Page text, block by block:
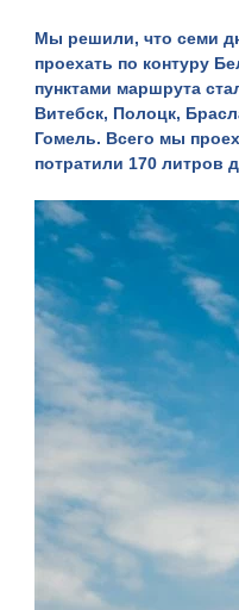
Мы решили, что семи
проехать по контуру
пунктами маршрута
Витебск, Полоцк,
Гомель. Всего мы
потратили 170 литров